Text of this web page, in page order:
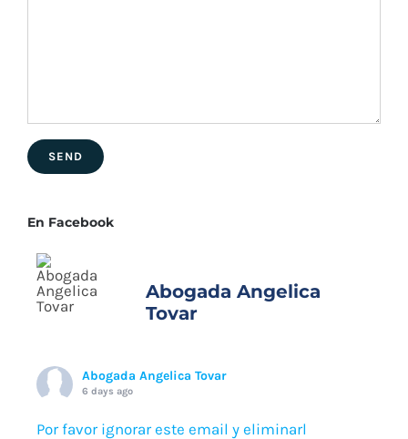
En Facebook
Abogada Angelica
Tovar
Abogada Angelica Tovar
6 days ago
Por favor ignorar este email y eliminarl